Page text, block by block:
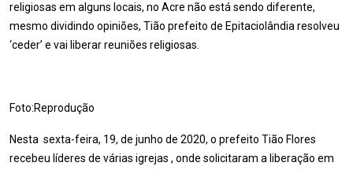
religiosas em alguns locais, no Acre não está sendo diferente,
mesmo dividindo opiniões, Tião prefeito de Epitaciolândia resolveu
‘ceder’ e vai liberar reuniões religiosas.
Foto:Reprodução
Nesta sexta-feira, 19, de junho de 2020, o prefeito Tião Flores
recebeu líderes de várias igrejas , onde solicitaram a liberação em